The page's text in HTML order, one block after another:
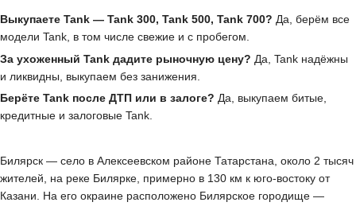
Выкупаете Tank — Tank 300, Tank 500, Tank 700? Да, берём все
модели Tank, в том числе свежие и с пробегом.
За ухоженный Tank дадите рыночную цену? Да, Tank надёжны
и ликвидны, выкупаем без занижения.
Берёте Tank после ДТП или в залоге? Да, выкупаем битые,
кредитные и залоговые Tank.
Билярск — село в Алексеевском районе Татарстана, около 2 тысяч
жителей, на реке Билярке, примерно в 130 км к юго-востоку от
Казани. На его окраине расположено Билярское городище —